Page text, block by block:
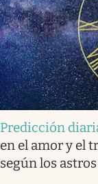
Predicción
en el amor y el
según los astros